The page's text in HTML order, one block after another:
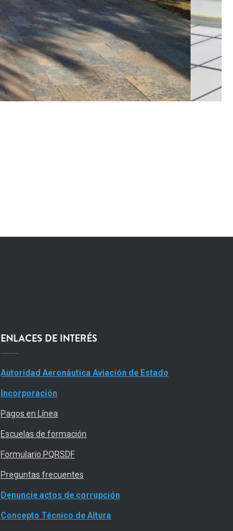
ENLACES DE INTERÉS
Autoridad Aeronáutica Aviación de Estado
Incorporación
Pagos en Línea
Escuelas de formación
Formulario PQRSDF
Preguntas frecuentes
Denuncie actos de corrupción
Concepto Técnico de Altura